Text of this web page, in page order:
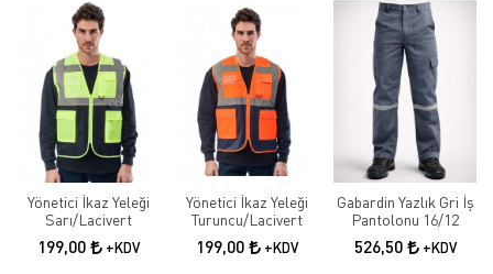
Yönetici İkaz Yeleği
Sarı/Lacivert
199,00 +KDV
Yönetici İkaz Yeleği
Turuncu/Lacivert
199,00 +KDV
Gabardin Yazlık Gri İş
Pantolonu 16/12
526,50 +KDV